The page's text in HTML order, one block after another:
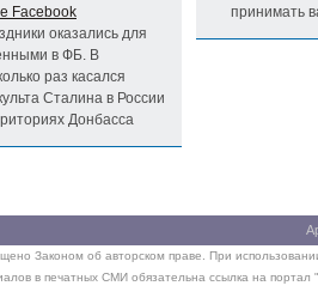
Facebook
оказались для
в ФБ. В
раз касался
Сталина в России
Донбасса
принимать
Законом об авторском праве. При
в печатных СМИ обязательна ссылка на